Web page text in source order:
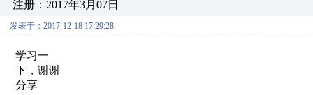
注册：2017年3月07日
发表于：2017-12-18 17:29:28
学习一
下，谢谢
分享